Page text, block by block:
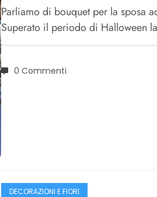
Parliamo di bouquet per la sposa
Superato il periodo di Halloween
0 Commenti
DECORAZIONI E FIORI